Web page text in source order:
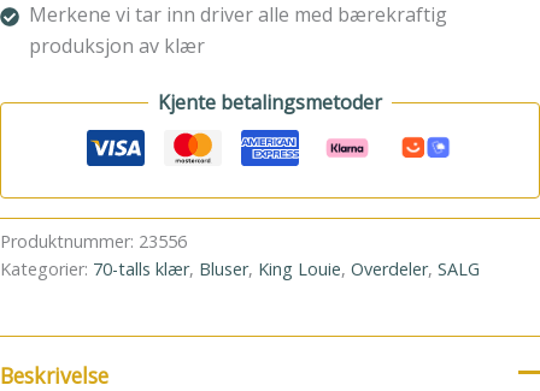
Merkene vi tar inn driver alle med bærekraftig
produksjon av klær
Kjente betalingsmetoder
Produktnummer: 23556
Kategorier: 70-talls klær, Bluser, King Louie, Overdeler, SALG
Beskrivelse